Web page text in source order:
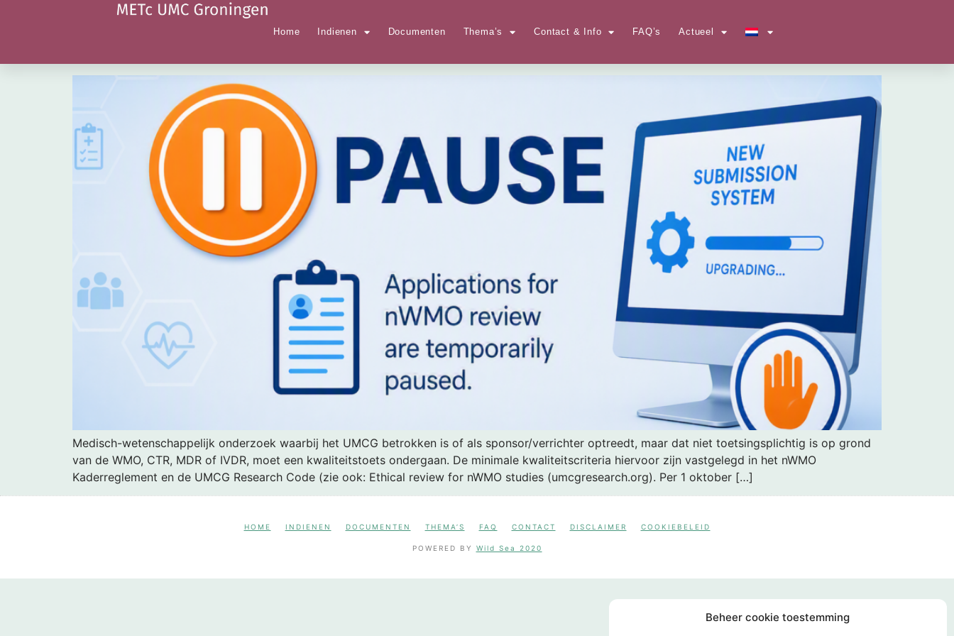
Beheer cookie toestemming
Home Indienen Documenten Thema’s Contact & Info FAQ’s Actueel
Tag:nWMO
Medisch-wetenschappelijk onderzoek waarbij het UMCG betrokken is of als sponsor/verrichter optreedt, maar dat niet toetsingsplichtig is op grond
van de WMO, CTR, MDR of IVDR, moet een kwaliteitstoets ondergaan. De minimale kwaliteitscriteria hiervoor zijn vastgelegd in het nWMO
Kaderreglement en de UMCG Research Code (zie ook: Ethical review for nWMO studies (umcgresearch.org). Per 1 oktober […]
HOME INDIENEN DOCUMENTEN THEMA’S FAQ CONTACT DISCLAIMER COOKIEBELEID
POWERED BY Wild Sea 2020